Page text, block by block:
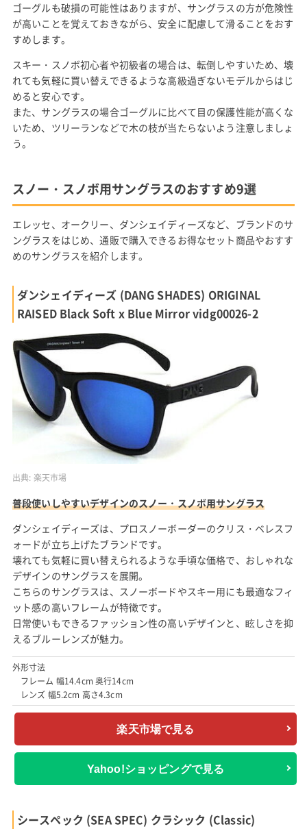
ゴーグルも破損の可能性はありますが、サングラスの方が危険性
が高いことを覚えておきながら、安全に配慮して滑ることをおす
すめします。
スキー・スノボ初心者や初級者の場合は、転倒しやすいため、壊
れても気軽に買い替えできるような高級過ぎないモデルからはじ
めると安心です。
また、サングラスの場合ゴーグルに比べて目の保護性能が高くな
いため、ツリーランなどで木の枝が当たらないよう注意しましょ
う。
スノー・スノボ用サングラスのおすすめ9選
エレッセ、オークリー、ダンシェイディーズなど、ブランドのサ
ングラスをはじめ、通販で購入できるお得なセット商品やおすす
めのサングラスを紹介します。
ダンシェイディーズ (DANG SHADES) ORIGINAL
RAISED Black Soft x Blue Mirror vidg00026-2
出典: 楽天市場
普段使いしやすいデザインのスノー・スノボ用サングラス
ダンシェイディーズは、プロスノーボーダーのクリス・ベレスフ
ォードが立ち上げたブランドです。
壊れても気軽に買い替えられるような手頃な価格で、おしゃれな
デザインのサングラスを展開。
こちらのサングラスは、スノーボードやスキー用にも最適なフィ
ット感の高いフレームが特徴です。
日常使いもできるファッション性の高いデザインと、眩しさを抑
えるブルーレンズが魅力。
外形寸法
フレーム 幅14.4cm 奥行14cm
レンズ 幅5.2cm 高さ4.3cm
楽天市場で見る
Yahoo!ショッピングで見る
シースペック (SEA SPEC) クラシック (Classic)